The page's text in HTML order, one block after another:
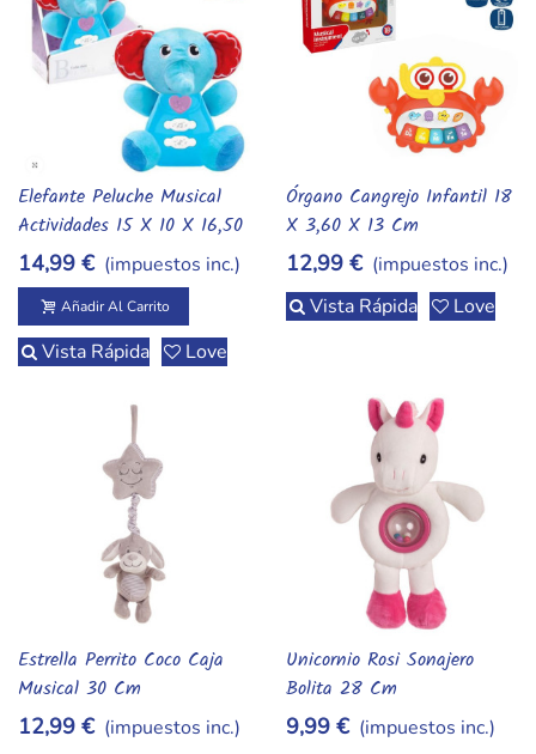
piezas bonitas, útiles y duraderas.,Juguetes para bebés 0–
24 meses | Albithinia,Doudous, mordedores y libros de
tela. Suaves, seguros y listos para regalar.,juguetes
bebes, recien nacido, mordedores, doudou,
sensorial,juguetes-para-bebes,juguetes-para-bebes-
albithinia.webp,,,,,,,,,,,,,,,,,,,
Añadir Al Carrito
Elefante Peluche Musical
Actividades 15 X 10 X 16,50
Cm
14,99 € (impuestos inc.)
Añadir Al Carrito
Vista Rápida Love
Vista Rápida
Órgano Cangrejo Infantil 18
X 3,60 X 13 Cm
12,99 € (impuestos inc.)
Vista Rápida
Love
Vista Rápida
Estrella Perrito Coco Caja
Musical 30 Cm
12,99 € (impuestos inc.)
Vista Rápida
Unicornio Rosi Sonajero
Bolita 28 Cm
9,99 € (impuestos inc.)